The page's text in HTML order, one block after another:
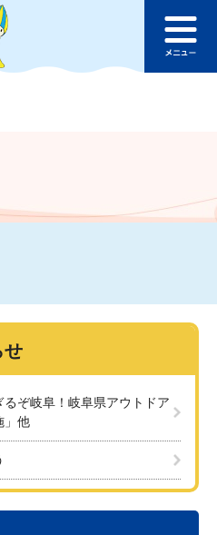
ジの本文へ
ュ
せ
ぞ岐阜！岐阜県アウトドア
」他